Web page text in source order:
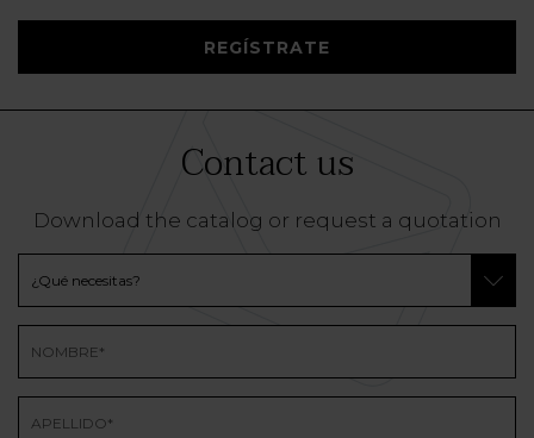
REGÍSTRATE
Contact us
Download the catalog or request a quotation